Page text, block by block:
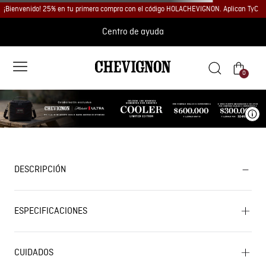
¡Bienvenido! 25% en tu primera compra con el código HOLACHEVIGNON. Aplican TyC
Centro de ayuda
0
DESCRIPCIÓN
ESPECIFICACIONES
CUIDADOS